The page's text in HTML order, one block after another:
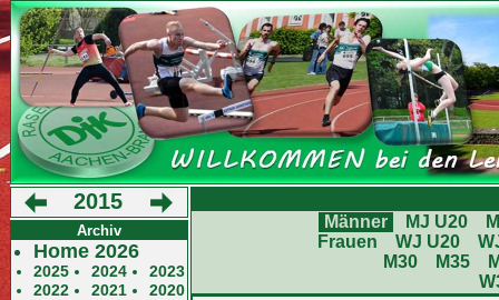
2015
Archiv
Home 2026
2025 2024
2023
2022
2021
2020
Männer MJ U20
Frauen
WJ U20
M30
M35